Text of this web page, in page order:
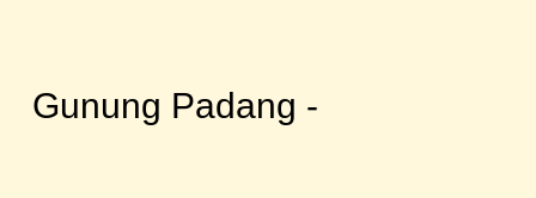
Gunung Padang -